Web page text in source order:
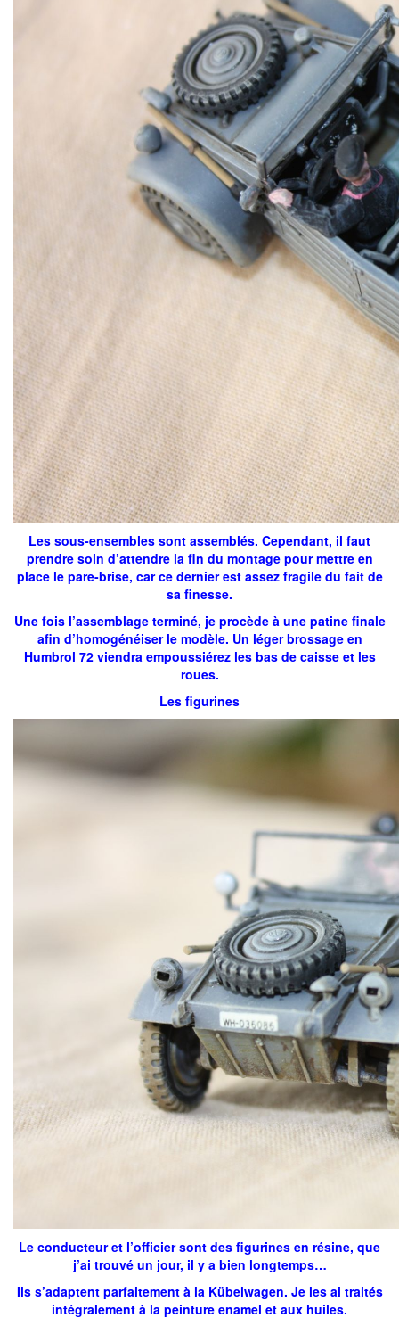
Les sous-ensembles sont assemblés. Cependant, il faut
prendre soin d’attendre la fin du montage pour mettre en
place le pare-brise, car ce dernier est assez fragile du fait de
sa finesse.
Une fois l’assemblage terminé, je procède à une patine finale
afin d’homogénéiser le modèle. Un léger brossage en
Humbrol 72 viendra empoussiérez les bas de caisse et les
roues.
Les figurines
Le conducteur et l’officier sont des figurines en résine, que
j’ai trouvé un jour, il y a bien longtemps…
Ils s’adaptent parfaitement à la Kübelwagen. Je les ai traités
intégralement à la peinture enamel et aux huiles.